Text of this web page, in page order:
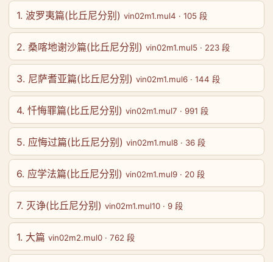
1. 波罗夷篇(比丘尼分别) vin02m1.mul4 · 105 段
2. 桑喀地谢沙篇(比丘尼分别) vin02m1.mul5 · 223 段
3. 尼萨耆亚篇(比丘尼分别) vin02m1.mul6 · 144 段
4. 忏悔罪篇(比丘尼分别) vin02m1.mul7 · 991 段
5. 应悔过篇(比丘尼分别) vin02m1.mul8 · 36 段
6. 应学法篇(比丘尼分别) vin02m1.mul9 · 20 段
7. 灭诤(比丘尼分别) vin02m1.mul10 · 9 段
1. 大篇 vin02m2.mul0 · 762 段